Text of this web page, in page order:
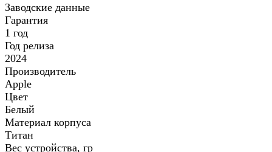
Заводские данные
Гарантия
1 год
Год релиза
2024
Производитель
Apple
Цвет
Белый
Материал корпуса
Титан
Вес устройства, гр